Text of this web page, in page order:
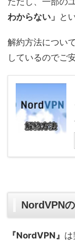
わからない」 と
解約方法について
しているのでご
NordVPN
『NordVPN』